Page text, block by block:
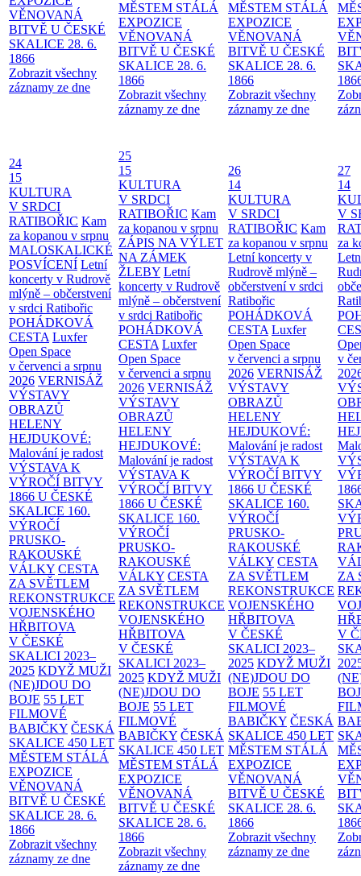
VĚNOVANÁ
BITVĚ U ČESKÉ
SKALICE 28. 6.
1866
Zobrazit všechny
záznamy ze dne
MĚSTEM STÁLÁ
EXPOZICE
VĚNOVANÁ
BITVĚ U ČESKÉ
SKALICE 28. 6.
1866
Zobrazit všechny
záznamy ze dne
MĚSTEM STÁLÁ
EXPOZICE
VĚNOVANÁ
BITVĚ U ČESKÉ
SKALICE 28. 6.
1866
Zobrazit všechny
záznamy ze dne
24
15
KULTURA
V SRDCI
RATIBOŘIC Kam
za kopanou v srpnu
MALOSKALICKÉ
POSVÍCENÍ Letní
koncerty v Rudrově
mlýně – občerstvení
v srdci Ratibořic
POHÁDKOVÁ
CESTA Luxfer
Open Space
v červenci a srpnu
2026 VERNISÁŽ
VÝSTAVY
OBRAZŮ
HELENY
HEJDUKOVÉ:
Malování je radost
VÝSTAVA K
VÝROČÍ BITVY
1866 U ČESKÉ
SKALICE 160.
VÝROČÍ
PRUSKO-
RAKOUSKÉ
VÁLKY CESTA
ZA SVĚTLEM
REKONSTRUKCE
VOJENSKÉHO
HŘBITOVA
V ČESKÉ
SKALICI 2023–
2025 KDYŽ MUŽI
(NE)JDOU DO
BOJE 55 LET
FILMOVÉ
BABIČKY ČESKÁ
SKALICE 450 LET
MĚSTEM STÁLÁ
EXPOZICE
VĚNOVANÁ
BITVĚ U ČESKÉ
SKALICE 28. 6.
1866
Zobrazit všechny
záznamy ze dne
25
15
KULTURA
V SRDCI
RATIBOŘIC Kam
za kopanou v srpnu
ZÁPIS NA VÝLET
NA ZÁMEK
ŽLEBY Letní
koncerty v Rudrově
mlýně – občerstvení
v srdci Ratibořic
POHÁDKOVÁ
CESTA Luxfer
Open Space
v červenci a srpnu
2026 VERNISÁŽ
VÝSTAVY
OBRAZŮ
HELENY
HEJDUKOVÉ:
Malování je radost
VÝSTAVA K
VÝROČÍ BITVY
1866 U ČESKÉ
SKALICE 160.
VÝROČÍ
PRUSKO-
RAKOUSKÉ
VÁLKY CESTA
ZA SVĚTLEM
REKONSTRUKCE
VOJENSKÉHO
HŘBITOVA
V ČESKÉ
SKALICI 2023–
2025 KDYŽ MUŽI
(NE)JDOU DO
BOJE 55 LET
FILMOVÉ
BABIČKY ČESKÁ
SKALICE 450 LET
MĚSTEM STÁLÁ
EXPOZICE
VĚNOVANÁ
BITVĚ U ČESKÉ
SKALICE 28. 6.
1866
Zobrazit všechny
záznamy ze dne
26
14
KULTURA
V SRDCI
RATIBOŘIC Kam
za kopanou v srpnu
Letní koncerty v
Rudrově mlýně –
občerstvení v srdci
Ratibořic
POHÁDKOVÁ
CESTA Luxfer
Open Space
v červenci a srpnu
2026 VERNISÁŽ
VÝSTAVY
OBRAZŮ
HELENY
HEJDUKOVÉ:
Malování je radost
VÝSTAVA K
VÝROČÍ BITVY
1866 U ČESKÉ
SKALICE 160.
VÝROČÍ
PRUSKO-
RAKOUSKÉ
VÁLKY CESTA
ZA SVĚTLEM
REKONSTRUKCE
VOJENSKÉHO
HŘBITOVA
V ČESKÉ
SKALICI 2023–
2025 KDYŽ MUŽI
(NE)JDOU DO
BOJE 55 LET
FILMOVÉ
BABIČKY ČESKÁ
SKALICE 450 LET
MĚSTEM STÁLÁ
EXPOZICE
VĚNOVANÁ
BITVĚ U ČESKÉ
SKALICE 28. 6.
1866
Zobrazit všechny
záznamy ze dne
27
14
V
za
v
ZA
V